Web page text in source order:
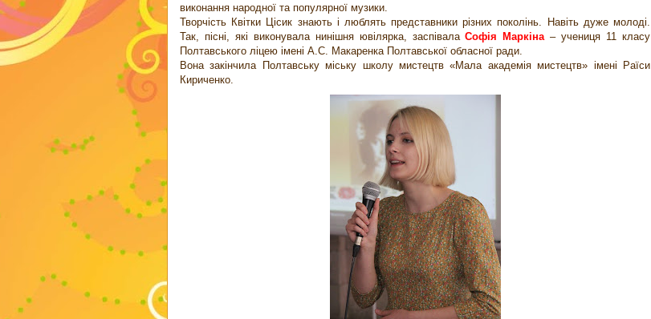
виконання народної та популярної музики.
Творчість Квітки Цісик знають і люблять представники різних поколінь. Навіть дуже молоді.
Так, пісні, які виконувала нинішня ювілярка, заспівалаСофія Маркіна – учениця 11 класу
Полтавського ліцею імені А.С. Макаренка Полтавської обласної ради.
Вона закінчила Полтавську міську школу мистецтв «Мала академія мистецтв» імені Раїси
Кириченко.